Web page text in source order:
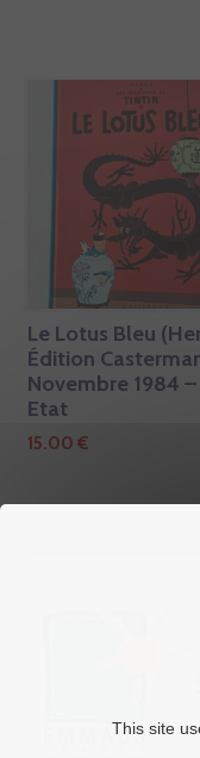
Le Lotus Bleu
Édition
Novembre 1984
Etat
15.00 €
This site